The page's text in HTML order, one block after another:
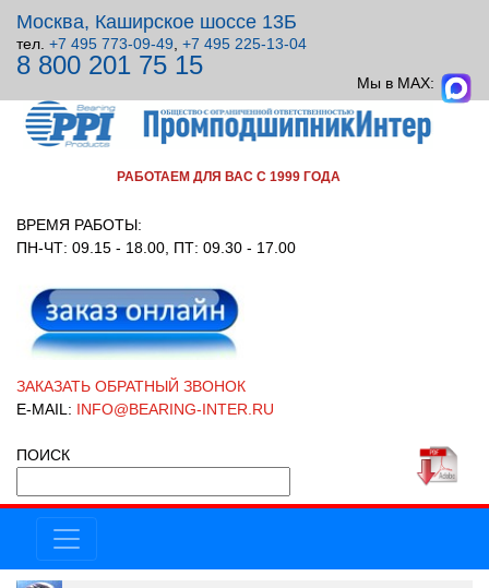
Москва, Каширское шоссе 13Б
тел. +7 495 773-09-49 +7 495 225-13-04
8 800 201 75 15
Мы в MAX:
РАБОТАЕМ ДЛЯ ВАС С 1999 ГОДА
ВРЕМЯ РАБОТЫ:
ПН-ЧТ: 09.15 - 18.00, ПТ: 09.30 - 17.00
ЗАКАЗАТЬ ОБРАТНЫЙ ЗВОНОК
E-MAIL: INFO@BEARING-INTER.RU
ПОИСК